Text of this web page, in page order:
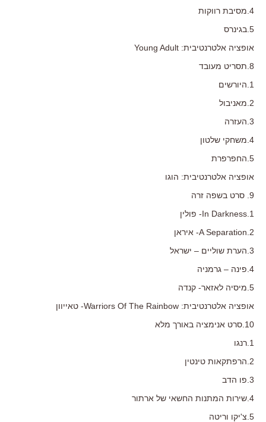
4.מסיבת רווקות
5.בגינרס
אופציה אלטרנטיבית: Young Adult
8.תסריט מעובד
1.היורשים
2.מאניבול
3.העזרה
4.משחקי שלטון
5.החפרפרת
אופציה אלטרנטיבית: הוגו
9. סרט בשפה זרה
1.In Darkness- פולין
2.A Separation- איראן
3.הערת שוליים – ישראל
4.פינה – גרמניה
5.מיסיה לאזאר- קנדה
אופציה אלטרנטיבית: Warriors Of The Rainbow- טאייוון
10.סרט אנימציה באורך מלא
1.רנגו
2.הרפתקאות טינטין
3.פו הדב
4.שירות המתנות החשאי של ארתור
5.צ'יקו וריטה